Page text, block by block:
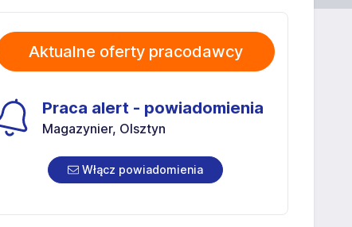
Aktualne oferty pracodawcy
Praca alert - powiadomienia
Magazynier, Olsztyn
Włącz powiadomienia